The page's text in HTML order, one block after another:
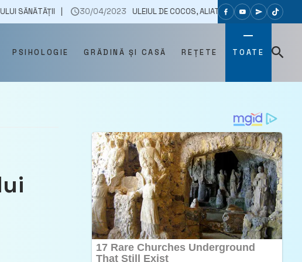
30/04/2023 ULEIUL DE COCOS, ALIATUL TĂU DE NĂDEJDE. CE BENEFICII
PSIHOLOGIE GRĂDINĂ ȘI CASĂ REȚETE TOATE